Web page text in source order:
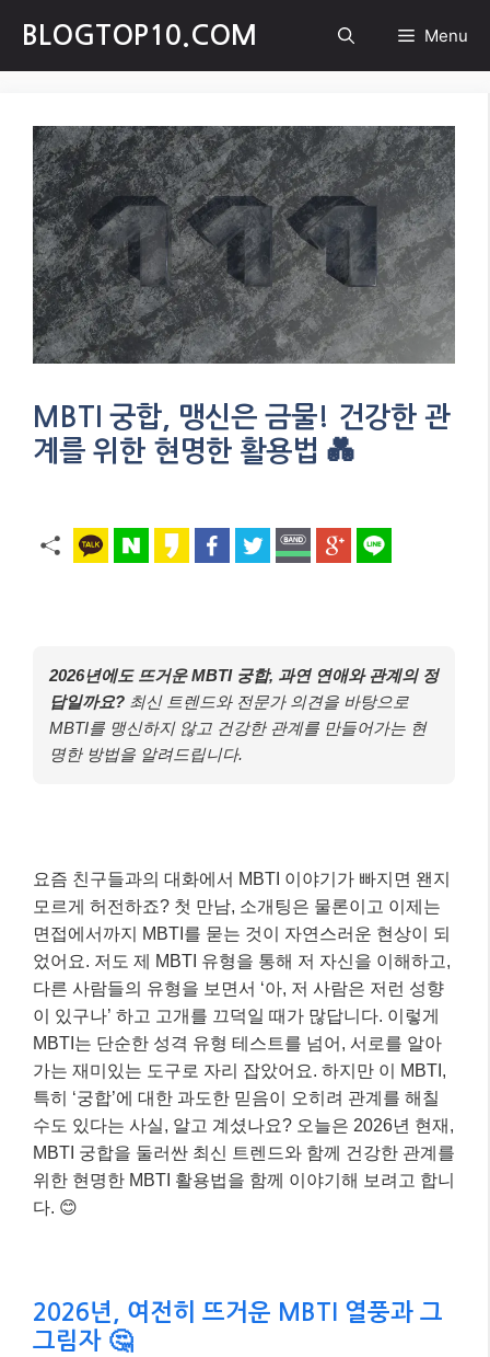
content
BLOGTOP10.COM Menu
MBTI 궁합, 맹신은 금물! 건강한 관
계를 위한 현명한 활용법 💑
2026년에도 뜨거운 MBTI 궁합, 과연 연애와 관계의 정
답일까요? 최신 트렌드와 전문가 의견을 바탕으로
MBTI를 맹신하지 않고 건강한 관계를 만들어가는 현
명한 방법을 알려드립니다.
요즘 친구들과의 대화에서 MBTI 이야기가 빠지면 왠지
모르게 허전하죠? 첫 만남, 소개팅은 물론이고 이제는
면접에서까지 MBTI를 묻는 것이 자연스러운 현상이 되
었어요. 저도 제 MBTI 유형을 통해 저 자신을 이해하고,
다른 사람들의 유형을 보면서 ‘아, 저 사람은 저런 성향
이 있구나’ 하고 고개를 끄덕일 때가 많답니다. 이렇게
MBTI는 단순한 성격 유형 테스트를 넘어, 서로를 알아
가는 재미있는 도구로 자리 잡았어요. 하지만 이 MBTI,
특히 ‘궁합’에 대한 과도한 믿음이 오히려 관계를 해칠
수도 있다는 사실, 알고 계셨나요? 오늘은 2026년 현재,
MBTI 궁합을 둘러싼 최신 트렌드와 함께 건강한 관계를
위한 현명한 MBTI 활용법을 함께 이야기해 보려고 합니
다. 😊
2026년, 여전히 뜨거운 MBTI 열풍과 그
그림자 🤔